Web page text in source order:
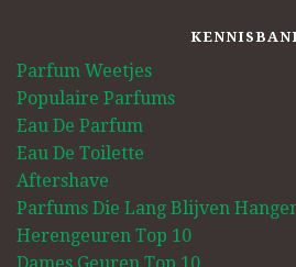
Parfum Weetjes
Populaire Parfums
Eau De Parfum
Eau De Toilette
Aftershave
Parfums Die Lang Blijven
Herengeuren Top 10